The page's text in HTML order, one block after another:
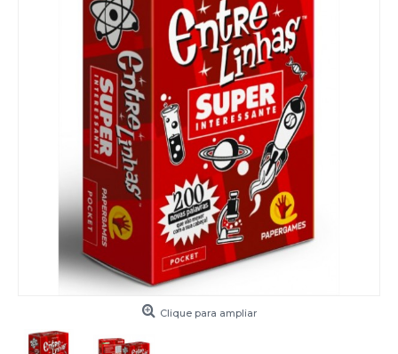
Clique para ampliar